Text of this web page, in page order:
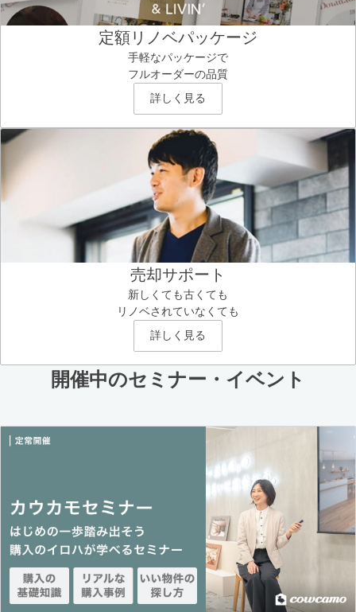
定額リノベパッケージ
手軽なパッケージで
フルオーダーの品質
詳しく見る
売却サポート
新しくても古くても
リノベされていなくても
詳しく見る
開催中のセミナー・イベント